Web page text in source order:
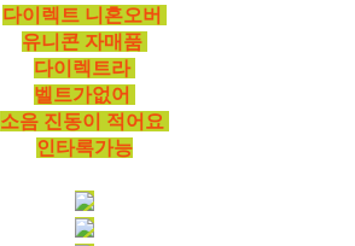
다이렉트 니혼오버
유니콘 자매품
다이렉트라
벨트가없어
소음 진동이 적어요
인타록가능